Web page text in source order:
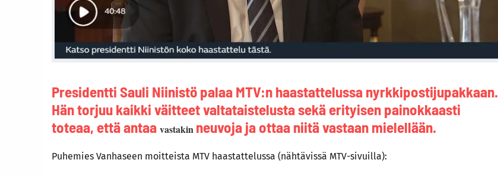
Presidentti Sauli Niinistö palaa MTV:n haastattelussa nyrkkipostijupakkaan.
Hän torjuu kaikki väitteet valtataistelusta sekä erityisen painokkaasti
toteaa, että antaa vastakin neuvoja ja ottaa niitä vastaan mielellään.
Puhemies Vanhaseen moitteista MTV haastattelussa (nähtävissä MTV-sivuilla):